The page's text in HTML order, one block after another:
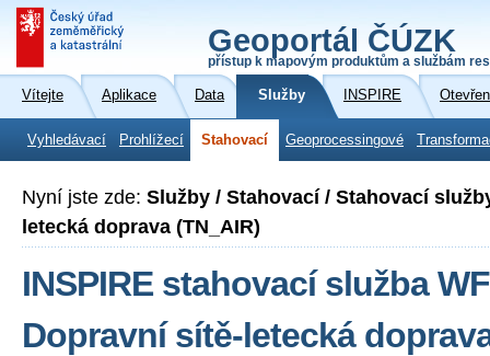
Geoportál ČÚZK
přístup k mapovým produktům a službám
Vítejte Aplikace Data Služby INSPIRE
Vyhledávací Prohlížecí Stahovací Geoprocessingové
Nyní jste zde: Služby / Stahovací / Stahovací
letecká doprava (TN_AIR)
INSPIRE stahovací služba
Dopravní sítě-letecká